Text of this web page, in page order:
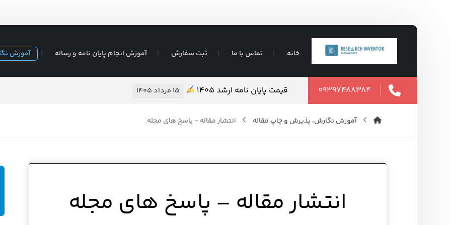
خانه تماس با ما ثبت سفارش آموزش انجام پایان نامه و رساله آموزش
۰۹۳۹۷۴۸۸۳۸۴ قیمت پایان نامه ارشد ۱۴۰۵ ۱۵ مرداد ۱۴۰۵ – قیمت مناسب
آموزش نگارش، پذیرش و چاپ مقاله انتشار مقاله - پاسخ های مجله
انتشار مقاله – پاسخ های مجله